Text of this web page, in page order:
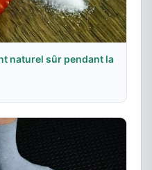
naturel sûr pendant la